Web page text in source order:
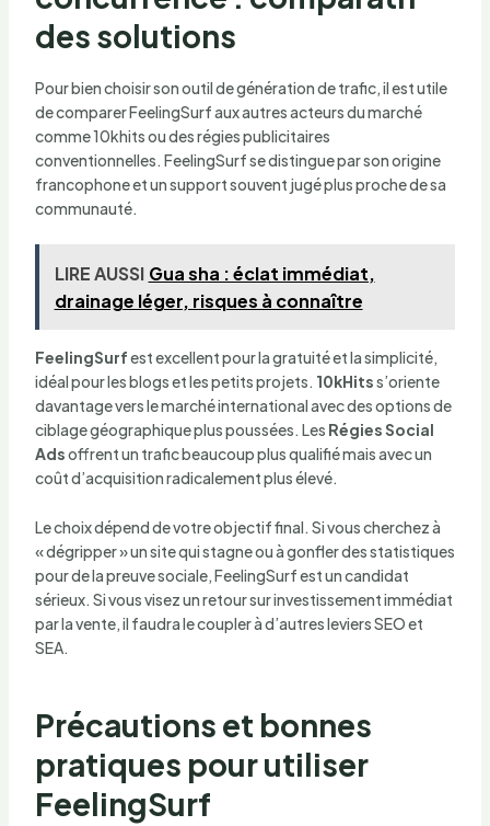
des solutions
Pour bien choisir son outil de génération de trafic, il est utile
de comparer FeelingSurf aux autres acteurs du marché
comme 10khits ou des régies publicitaires
conventionnelles. FeelingSurf se distingue par son origine
francophone et un support souvent jugé plus proche de sa
communauté.
LIRE AUSSI Gua sha : éclat immédiat,
drainage léger, risques à connaître
FeelingSurfest excellent pour la gratuité et la simplicité,
idéal pour les blogs et les petits projets. 10kHitss’oriente
davantage vers le marché international avec des options de
ciblage géographique plus poussées. Les Régies Social
Adsoffrent un trafic beaucoup plus qualifié mais avec un
coût d’acquisition radicalement plus élevé.
Le choix dépend de votre objectif final. Si vous cherchez à
« dégripper » un site qui stagne ou à gonfler des statistiques
pour de la preuve sociale, FeelingSurf est un candidat
sérieux. Si vous visez un retour sur investissement immédiat
par la vente, il faudra le coupler à d’autres leviers SEO et
SEA.
Précautions et bonnes
pratiques pour utiliser
FeelingSurf